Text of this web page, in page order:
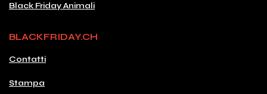
Black Friday Animali
BLACKFRIDAY.CH
Contatti
Stampa